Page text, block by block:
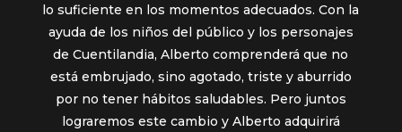
lo suficiente en los momentos adecuados. Con la
ayuda de los niños del público y los personajes
de Cuentilandia, Alberto comprenderá que no
está embrujado, sino agotado, triste y aburrido
por no tener hábitos saludables. Pero juntos
lograremos este cambio y Alberto adquirirá